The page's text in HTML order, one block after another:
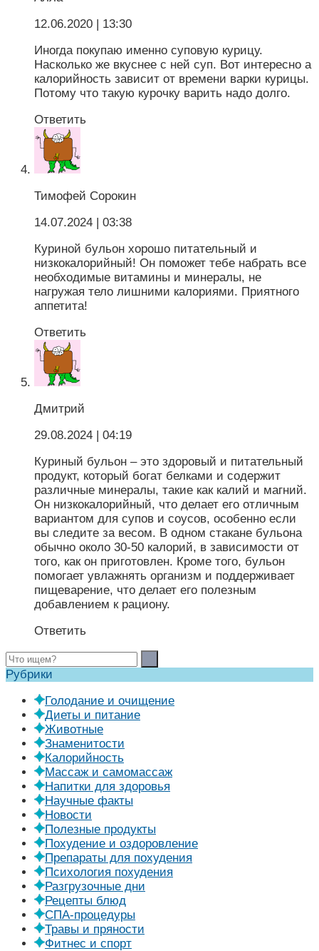
12.06.2020 | 13:30
Иногда покупаю именно суповую курицу.
Насколько же вкуснее с ней суп. Вот интересно а
калорийность зависит от времени варки курицы.
Потому что такую курочку варить надо долго.
Ответить
Тимофей Сорокин
14.07.2024 | 03:38
Куриной бульон хорошо питательный и
низкокалорийный! Он поможет тебе набрать все
необходимые витамины и минералы, не
нагружая тело лишними калориями. Приятного
аппетита!
Ответить
Дмитрий
29.08.2024 | 04:19
Куриный бульон – это здоровый и питательный
продукт, который богат белками и содержит
различные минералы, такие как калий и магний.
Он низкокалорийный, что делает его отличным
вариантом для супов и соусов, особенно если
вы следите за весом. В одном стакане бульона
обычно около 30-50 калорий, в зависимости от
того, как он приготовлен. Кроме того, бульон
помогает увлажнять организм и поддерживает
пищеварение, что делает его полезным
добавлением к рациону.
Ответить
Рубрики
Голодание и очищение
Диеты и питание
Животные
Знаменитости
Калорийность
Массаж и самомассаж
Напитки для здоровья
Научные факты
Новости
Полезные продукты
Похудение и оздоровление
Препараты для похудения
Психология похудения
Разгрузочные дни
Рецепты блюд
СПА-процедуры
Травы и пряности
Фитнес и спорт